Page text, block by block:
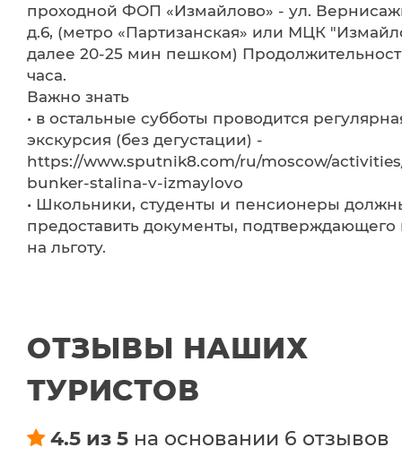
проходной ФОП «Измайлово» - ул.
д.6, (метро «Партизанская» или МЦК
далее 20-25 мин пешком)
часа.
Важно знать
• в остальные субботы проводится
экскурсия (без дегустации) -
https://www.sputnik8.com/ru/moscow/
bunker-stalina-v-izmaylovo
• Школьники, студенты и пенсионеры
предоставить документы, подтверждающего
на льготу.
ОТЗЫВЫ НАШИХ
ТУРИСТОВ
4.5 из 5 на основании 6 отзывов